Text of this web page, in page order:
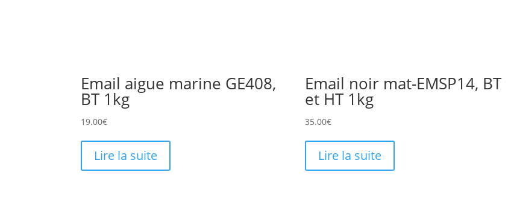
Email aigue marine GE408,
BT 1kg
19.00€
Lire la suite
Email noir mat-EMSP14, BT
et HT 1kg
35.00€
Lire la suite